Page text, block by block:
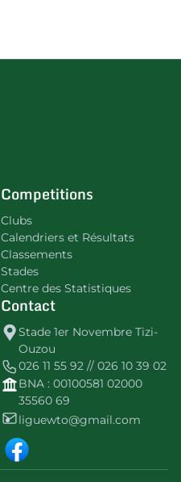
Competitions
Clubs
Calendriers et Résultats
Classements
Stades
Centre des Statistiques
Contact
Stade 1er Novembre Tizi-
Ouzou
026 11 55 92 // 026 10 39 02
BNA : 00100581 02000
35560 69
liguewto@gmail.com